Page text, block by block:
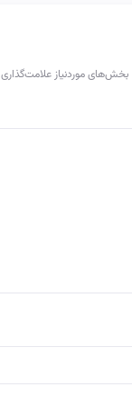
بخش‌های موردنیاز